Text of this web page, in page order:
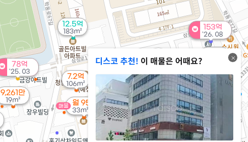
153억
'26. 08
410억
'24. 01
매물
월 95만
33m²
매물
9,261만
19m² 200억
매물
18.5억
81m²
78억
'25. 03
110m²
12.5억
183m²
7.2억
106m²
디스코 추천! 이 매물은 어때요?